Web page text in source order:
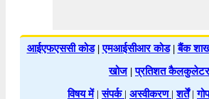
आईएफएससी कोड|एमआईसीआर कोड|बैंक
खोज|प्रतिशत कैलकुलेटर
विषय में|संपर्क | अस्वीकरण |शर्तें|